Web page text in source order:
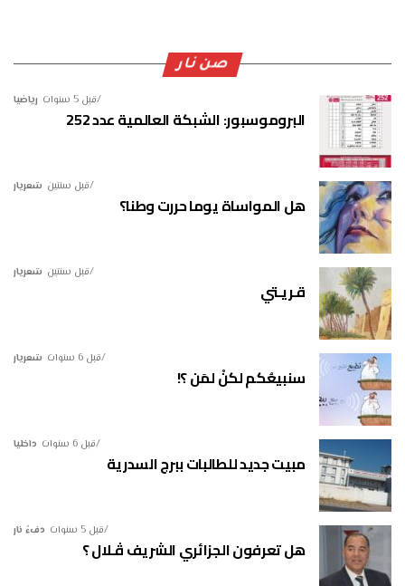
صن نار
رياضيا قبل 5 سنوات
البروموسبور: الشبكة العالمية عدد 252
شعريار قبل سنتين
هل المواساة يوما حررت وطنا؟
شعريار قبل سنتين
قـريـتي
شعريار قبل 6 سنوات
سنبيعُكم لكنْ لمَن ؟!
داخليا قبل 6 سنوات
مبيت جديد للطالبات ببرج السدرية
دفءُ نار قبل 5 سنوات
هل تعرفون الجزائري الشريف ڤـلال ؟